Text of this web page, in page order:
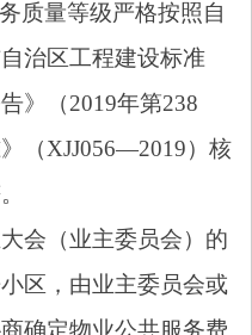
区域配套建设的
等公益配套场
服务费；
不动产权登记建
储藏室不计入
居住的除外；
交付不符合法律
由建设单位承